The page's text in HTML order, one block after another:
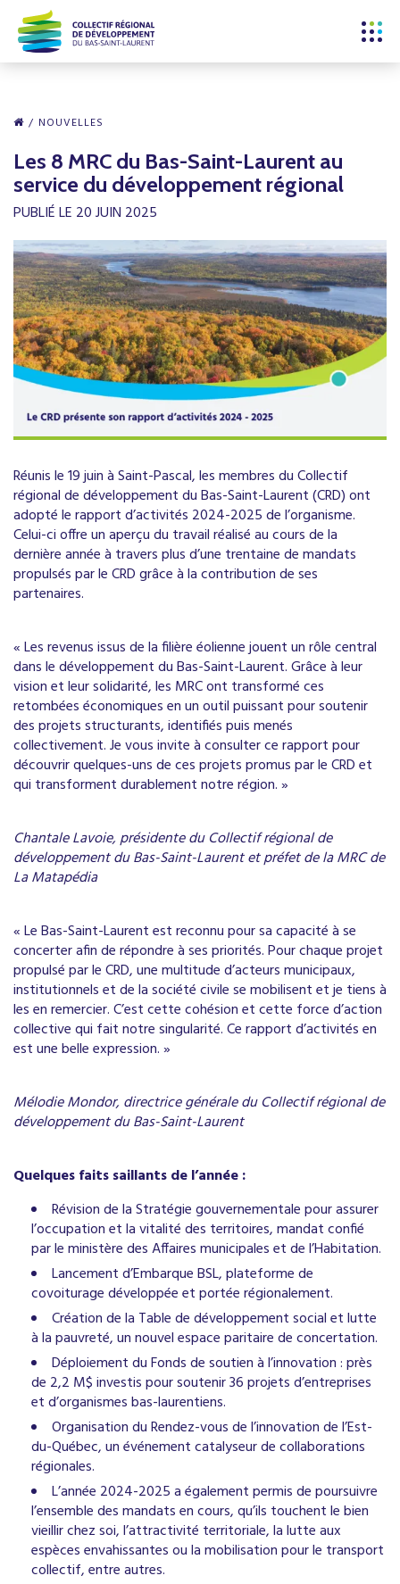
NOUVELLES
Les 8 MRC du Bas-Saint-Laurent au
service du développement régional
PUBLIÉ LE 20 JUIN 2025
Réunis le 19 juin à Saint-Pascal, les membres du Collectif
régional de développement du Bas-Saint-Laurent (CRD) ont
adopté le rapport d’activités 2024-2025 de l’organisme.
Celui-ci offre un aperçu du travail réalisé au cours de la
dernière année à travers plus d’une trentaine de mandats
propulsés par le CRD grâce à la contribution de ses
partenaires.
« Les revenus issus de la filière éolienne jouent un rôle central
dans le développement du Bas-Saint-Laurent. Grâce à leur
vision et leur solidarité, les MRC ont transformé ces
retombées économiques en un outil puissant pour soutenir
des projets structurants, identifiés puis menés
collectivement. Je vous invite à consulter ce rapport pour
découvrir quelques-uns de ces projets promus par le CRD et
qui transforment durablement notre région. »
Chantale Lavoie, présidente du Collectif régional de
développement du Bas-Saint-Laurent et préfet de la MRC de
La Matapédia
« Le Bas-Saint-Laurent est reconnu pour sa capacité à se
concerter afin de répondre à ses priorités. Pour chaque projet
propulsé par le CRD, une multitude d’acteurs municipaux,
institutionnels et de la société civile se mobilisent et je tiens à
les en remercier. C’est cette cohésion et cette force d’action
collective qui fait notre singularité. Ce rapport d’activités en
est une belle expression. »
Mélodie Mondor, directrice générale du Collectif régional de
développement du Bas-Saint-Laurent
Quelques faits saillants de l’année :
Révision de la Stratégie gouvernementale pour assurer
l’occupation et la vitalité des territoires, mandat confié
par le ministère des Affaires municipales et de l’Habitation.
Lancement d’Embarque BSL, plateforme de
covoiturage développée et portée régionalement.
Création de la Table de développement social et lutte
à la pauvreté, un nouvel espace paritaire de concertation.
Déploiement du Fonds de soutien à l’innovation : près
de 2,2 M$ investis pour soutenir 36 projets d’entreprises
et d’organismes bas-laurentiens.
Organisation du Rendez-vous de l’innovation de l’Est-
du-Québec, un événement catalyseur de collaborations
régionales.
L’année 2024-2025 a également permis de poursuivre
l’ensemble des mandats en cours, qu’ils touchent le bien
vieillir chez soi, l’attractivité territoriale, la lutte aux
espèces envahissantes ou la mobilisation pour le transport
collectif, entre autres.